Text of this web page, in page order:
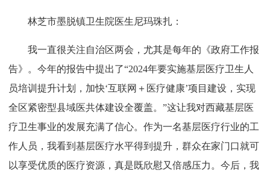
林芝市墨脱镇卫生院医生尼玛珠扎：
我一直很关注自治区两会，尤其是每年的《政府工作报
告》。今年的报告中提出了“2024年要实施基层医疗卫生人
员培训提升计划，加快‘互联网＋医疗健康’项目建设，实现
全区紧密型县域医共体建设全覆盖。”这让我对西藏基层医
疗卫生事业的发展充满了信心。作为一名基层医疗行业的工
作人员，我看到基层医疗水平得到提升，群众在家门口就可
以享受优质的医疗资源，真是既欣慰又倍感压力。今后，我